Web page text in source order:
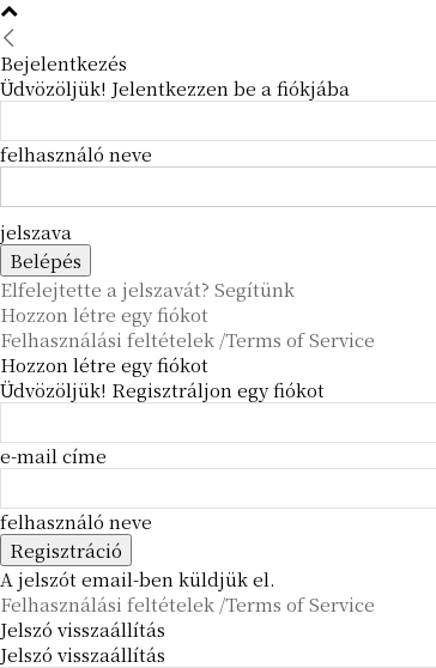
Bejelentkezés
Üdvözöljük! Jelentkezzen be a fiókjába
felhasználó neve
jelszava
Elfelejtette a jelszavát? Segítünk
Hozzon létre egy fiókot
Felhasználási feltételek /Terms of Service
Hozzon létre egy fiókot
Üdvözöljük! Regisztráljon egy fiókot
e-mail címe
felhasználó neve
A jelszót email-ben küldjük el.
Felhasználási feltételek /Terms of Service
Jelszó visszaállítás
Jelszó visszaállítás